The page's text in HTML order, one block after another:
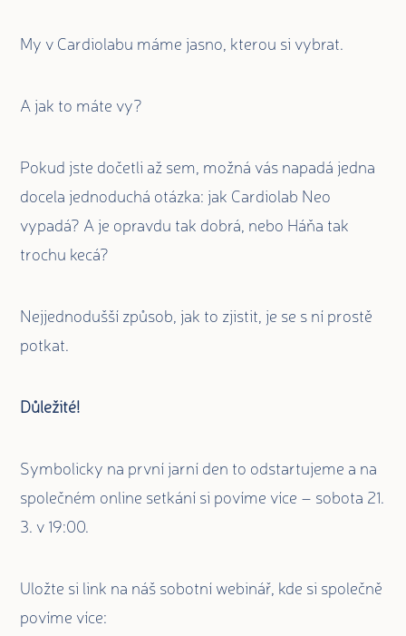
My v Cardiolabu máme jasno, kterou si vybrat.
A jak to máte vy?
Pokud jste dočetli až sem, možná vás napadá jedna
docela jednoduchá otázka: jak Cardiolab Neo
vypadá? A je opravdu tak dobrá, nebo Háňa tak
trochu kecá?
Nejjednodušší způsob, jak to zjistit, je se s ní prostě
potkat.
Důležité!
Symbolicky na první jarní den to odstartujeme a na
společném online setkání si povíme více – sobota 21.
3. v 19:00.
Uložte si link na náš sobotní webinář, kde si společně
povíme více: